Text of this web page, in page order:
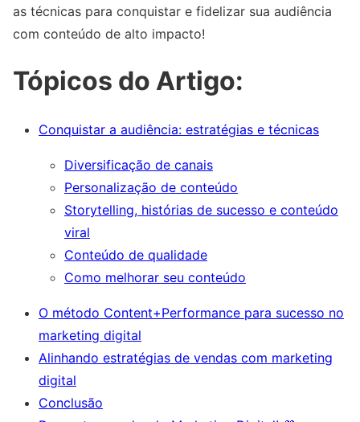
as técnicas para conquistar e fidelizar sua audiência
com conteúdo de alto impacto!
Tópicos do Artigo:
Conquistar a audiência: estratégias e técnicas
Diversificação de canais
Personalização de conteúdo
Storytelling, histórias de sucesso e conteúdo
viral
Conteúdo de qualidade
Como melhorar seu conteúdo
O método Content+Performance para sucesso no
marketing digital
Alinhando estratégias de vendas com marketing
digital
Conclusão